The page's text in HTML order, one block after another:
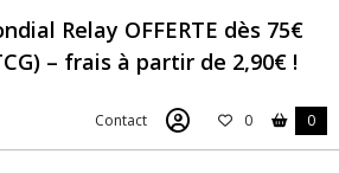
Relay OFFERTE dès 75€
– frais à partir de 2,90€ !
Contact 0 0